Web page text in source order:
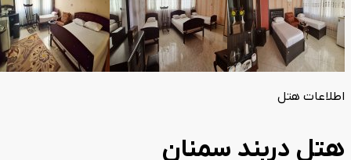
اطلاعات هتل
هتل دربند سمنان